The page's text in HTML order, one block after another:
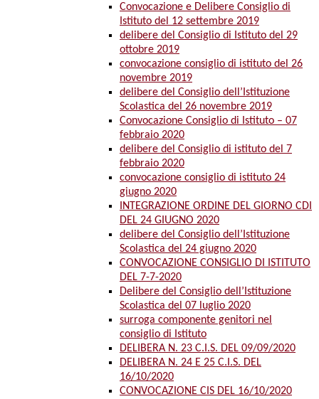
Convocazione e Delibere Consiglio di
Istituto del 12 settembre 2019
delibere del Consiglio di Istituto del 29
ottobre 2019
convocazione consiglio di istituto del 26
novembre 2019
delibere del Consiglio dell’Istituzione
Scolastica del 26 novembre 2019
Convocazione Consiglio di Istituto – 07
febbraio 2020
delibere del Consiglio di istituto del 7
febbraio 2020
convocazione consiglio di istituto 24
giugno 2020
INTEGRAZIONE ORDINE DEL GIORNO CDI
DEL 24 GIUGNO 2020
delibere del Consiglio dell’Istituzione
Scolastica del 24 giugno 2020
CONVOCAZIONE CONSIGLIO DI ISTITUTO
DEL 7-7-2020
Delibere del Consiglio dell’Istituzione
Scolastica del 07 luglio 2020
surroga componente genitori nel
consiglio di Istituto
DELIBERA N. 23 C.I.S. DEL 09/09/2020
DELIBERA N. 24 E 25 C.I.S. DEL
16/10/2020
CONVOCAZIONE CIS DEL 16/10/2020